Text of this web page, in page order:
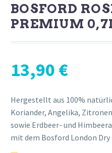
BOSFORD
PREMIUM
13,90 €
Hergestellt aus 100%
Koriander, Angelika,
sowie Erdbeer- und
mit dem Bosford London